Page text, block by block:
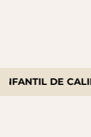
DE CALIDAD